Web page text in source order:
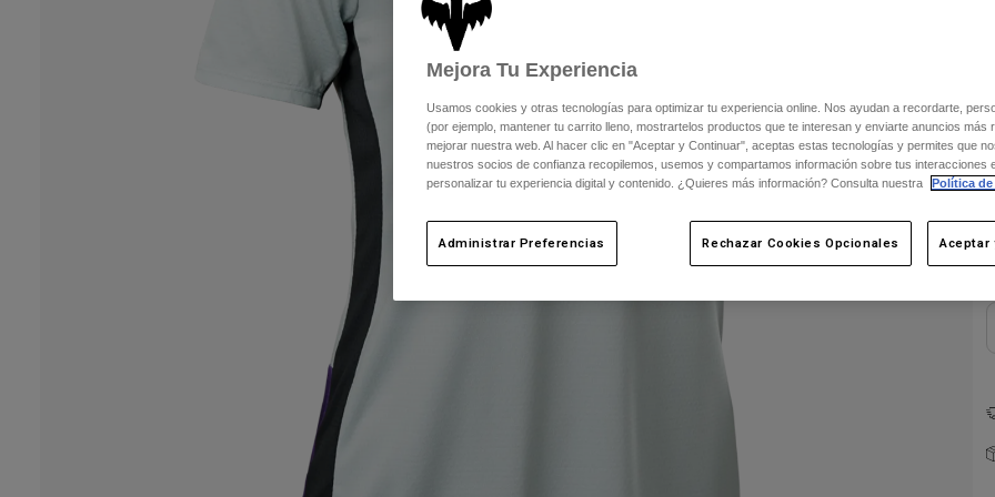
Mejora Tu Experiencia
Usamos cookies y otras tecnologías para optimizar tu experiencia online. Nos ayudan a recordarte,
(por ejemplo, mantener tu carrito lleno, mostrartelos productos que te interesan y enviarte anuncios más
mejorar nuestra web. Al hacer clic en "Aceptar y Continuar", aceptas estas tecnologías y permites que
nuestros socios de confianza recopilemos, usemos y compartamos información sobre tus interacciones
personalizar tu experiencia digital y contenido. ¿Quieres más información? Consulta nuestra
Política de
Administrar Preferencias Rechazar Cookies Opcionales Aceptar